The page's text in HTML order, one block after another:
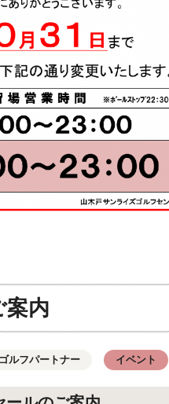
案内
ゴルフパートナー イベント